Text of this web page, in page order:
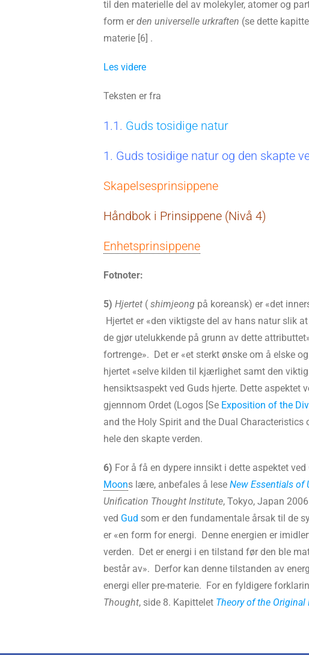
til den materielle del av molekyler, atomer og
form erden universelle urkraften (se dette
materie [6] .
Les videre
Teksten er fra
1.1. Guds tosidige natur
1. Guds tosidige natur og den skapte
Skapelsesprinsippene
Håndbok i Prinsippene (Nivå 4)
Enhetsprinsippene
Fotnoter:
5) Hjertet ( shimjeong på koreansk) er «det
Hjertet er «den viktigste del av hans natur slik
de gjør utelukkende på grunn av dette
fortrenge». Det er «et sterkt ønske om å elske
hjertet «selve kilden til kjærlighet samt den
hensiktsaspekt ved Guds hjerte. Dette
gjennnom Ordet (Logos [Se Exposition of the
and the Holy Spirit and the Dual
hele den skapte verden.
6) For å få en dypere innsikt i dette aspektet
Moons lære, anbefales å lese New Essentials of
Unification Thought Institute, Tokyo, Japan
ved Gud som er den fundamentale årsak til de
er «en form for energi. Denne energien er
verden. Det er energi i en tilstand før den ble
består av». Derfor kan denne tilstanden av
energi eller pre-materie. For en fyldigere
Thought, side 8. Kapittelet Theory of the Original